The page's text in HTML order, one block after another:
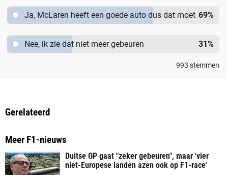
Ja, McLaren heeft een goede auto dus dat moet 69%
Nee, ik zie dat niet meer gebeuren 31%
993 stemmen
Gerelateerd
Meer F1-nieuws
Duitse GP gaat "zeker gebeuren", maar 'vier
niet-Europese landen azen ook op F1-race'